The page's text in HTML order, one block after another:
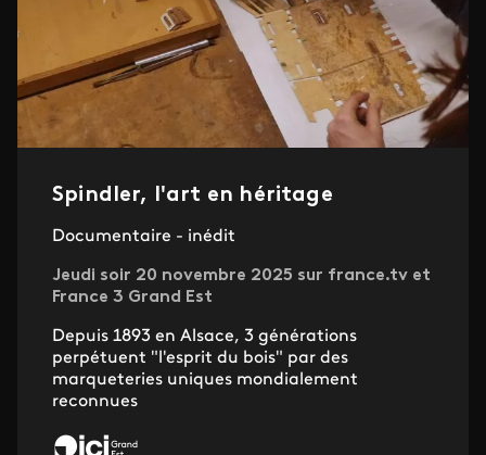
Spindler, l'art en héritage
Documentaire - inédit
Jeudi soir 20 novembre 2025 sur france.tv et
France 3 Grand Est
Depuis 1893 en Alsace, 3 générations
perpétuent "l'esprit du bois" par des
marqueteries uniques mondialement
reconnues